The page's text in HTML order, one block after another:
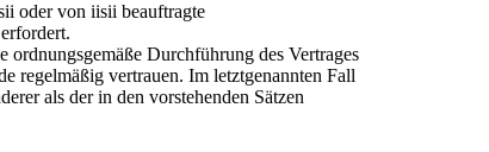
oder von iisii beauftragte
Durchführung des Vertrages
regelmäßig vertrauen. Im letztgenannten Fall
als der in den vorstehenden Sätzen